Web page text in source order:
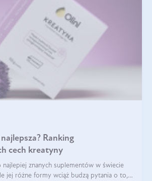
Ranking
cech kreatyny
najlepiej znanych suplementów w świecie
jej różne formy wciąż budzą pytania o to,